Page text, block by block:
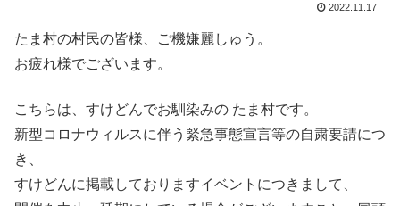
2022.11.17
たま村の村民の皆様、ご機嫌麗しゅう。
お疲れ様でございます。
こちらは、すけどんでお馴染みの たま村です。
新型コロナウィルスに伴う緊急事態宣言等の自粛要請につ
き、
すけどんに掲載しておりますイベントにつきまして、